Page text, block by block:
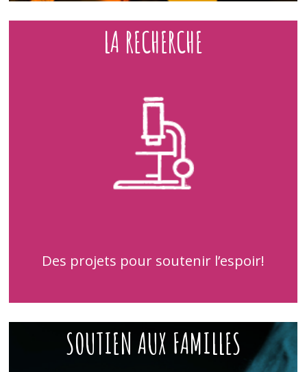
LA RECHERCHE
Des projets pour soutenir l’espoir!
SOUTIEN AUX FAMILLES